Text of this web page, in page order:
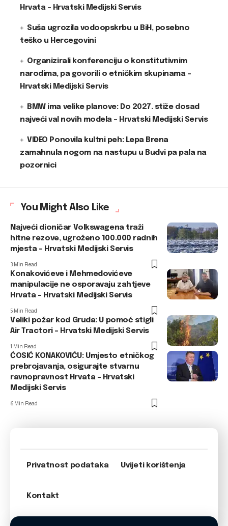
Hrvata – Hrvatski Medijski Servis
Suša ugrozila vodoopskrbu u BiH, posebno
teško u Hercegovini
Organizirali konferenciju o konstitutivnim
narodima, pa govorili o etničkim skupinama –
Hrvatski Medijski Servis
BMW ima velike planove: Do 2027. stiže dosad
najveći val novih modela – Hrvatski Medijski Servis
VIDEO Ponovila kultni peh: Lepa Brena
zamahnula nogom na nastupu u Budvi pa pala na
pozornici
You Might Also Like
Najveći dioničar Volkswagena traži
hitne rezove, ugroženo 100.000 radnih
mjesta – Hrvatski Medijski Servis
3 Min Read
Konakovićeve i Mehmedovićeve
manipulacije ne osporavaju zahtjeve
Hrvata – Hrvatski Medijski Servis
5 Min Read
Veliki požar kod Gruda: U pomoć stigli
Air Tractori – Hrvatski Medijski Servis
1 Min Read
ĆOSIĆ KONAKOVIĆU: Umjesto etničkog
prebrojavanja, osigurajte stvarnu
ravnopravnost Hrvata – Hrvatski
Medijski Servis
6 Min Read
Privatnost podataka Uvijeti korištenja
Kontakt